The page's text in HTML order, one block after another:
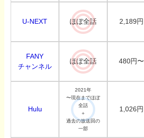
U-NEXT ほぼ全話 2,189円
FANY
チャンネル
ほぼ全話 480円〜
Hulu
2021年
〜現在までほぼ
全話
＋
過去の放送回の
一部
1,026円